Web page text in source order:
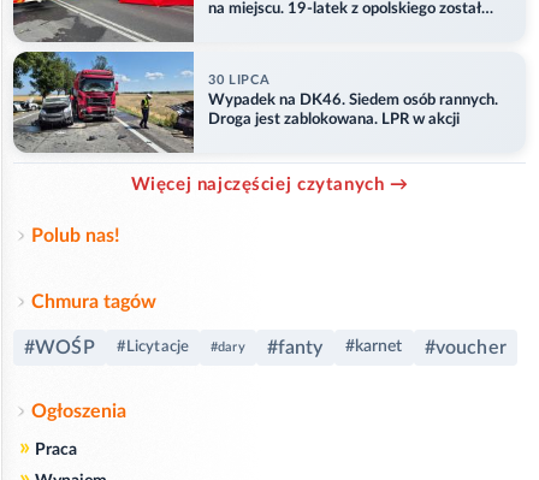
na miejscu. 19-latek z opolskiego został
30 LIPCA
Wypadek na DK46. Siedem osób rannych.
Droga jest zablokowana. LPR w akcji
Więcej najczęściej czytanych →
Polub nas!
Chmura tagów
#WOŚP #Licytacje #dary #fanty #karnet #voucher
Ogłoszenia
» Praca